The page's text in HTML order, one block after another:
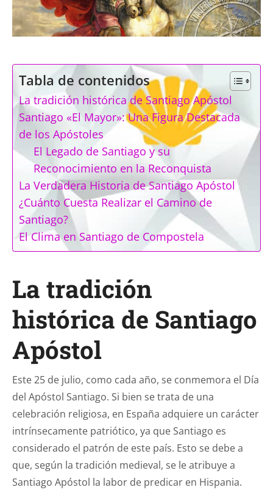
Tabla de contenidos
La tradición histórica de Santiago Apóstol
Santiago «El Mayor»: Una Figura Destacada
de los Apóstoles
El Legado de Santiago y su
Reconocimiento en la Reconquista
La Verdadera Historia de Santiago Apóstol
¿Cuánto Cuesta Realizar el Camino de
Santiago?
El Clima en Santiago de Compostela
La tradición
histórica de Santiago
Apóstol
Este 25 de julio, como cada año, se conmemora el Día
del Apóstol Santiago. Si bien se trata de una
celebración religiosa, en España adquiere un carácter
intrínsecamente patriótico, ya que Santiago es
considerado el patrón de este país. Esto se debe a
que, según la tradición medieval, se le atribuye a
Santiago Apóstol la labor de predicar en Hispania.